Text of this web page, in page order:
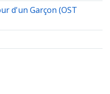
d'un Garçon (OST